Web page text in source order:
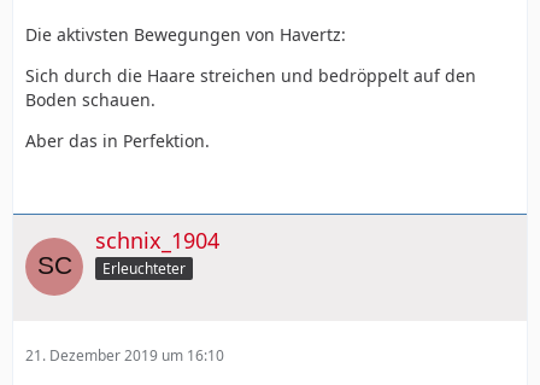
Die aktivsten Bewegungen von Havertz:
Sich durch die Haare streichen und bedröppelt auf den
Boden schauen.
Aber das in Perfektion.
schnix_1904
Erleuchteter
21. Dezember 2019 um 16:10